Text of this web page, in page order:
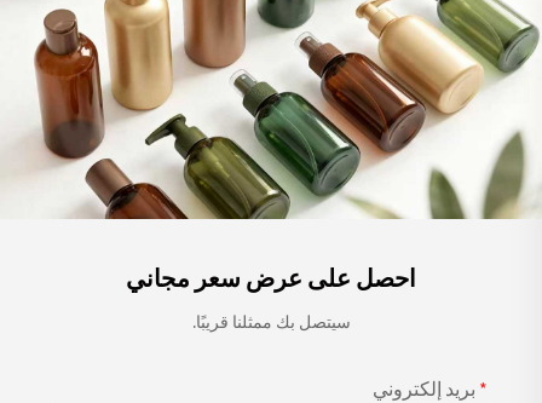
احصل على عرض سعر مجاني
سيتصل بك ممثلنا قريبًا.
بريد إلكتروني